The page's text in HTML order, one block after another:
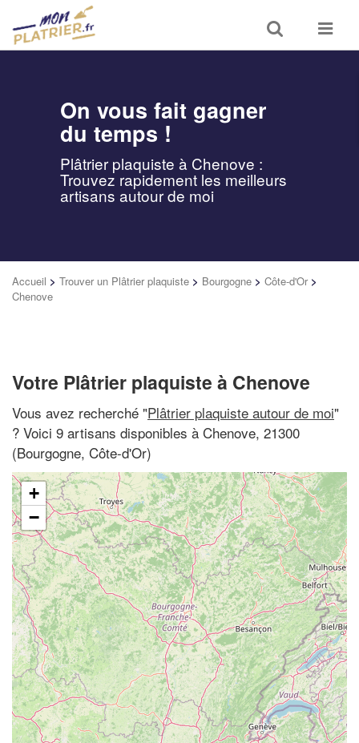
Toggle
search
Toggle
On vous fait gagner
du temps !
Plâtrier plaquiste à Chenove :
Trouvez rapidement les meilleurs
artisans autour de moi
Accueil > Trouver un Plâtrier plaquiste > Bourgogne > Côte-d'Or >
Chenove
Votre Plâtrier plaquiste à Chenove
Vous avez recherché "Plâtrier plaquiste autour de moi"
? Voici 9 artisans disponibles à Chenove, 21300
(Bourgogne, Côte-d'Or)
+
−